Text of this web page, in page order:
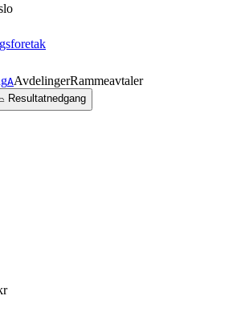
AAvdelingerRammeavtaler
Resultatnedgang